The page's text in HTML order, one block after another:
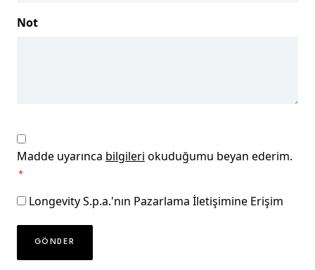
+1
Not
Gizlilik
onayı
*
Madde uyarınca bilgileri okuduğumu beyan ederim.
*
Pazarlama
Longevity S.p.a.'nın Pazarlama İletişimine Erişim